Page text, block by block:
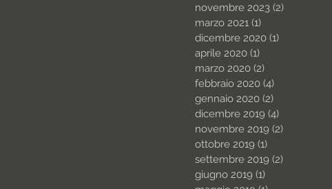
novembre 2023 (2)
marzo 2021 (1)
dicembre 2020 (1)
aprile 2020 (1)
marzo 2020 (2)
febbraio 2020 (4)
gennaio 2020 (2)
dicembre 2019 (4)
novembre 2019 (2)
ottobre 2019 (1)
settembre 2019 (2)
giugno 2019 (1)